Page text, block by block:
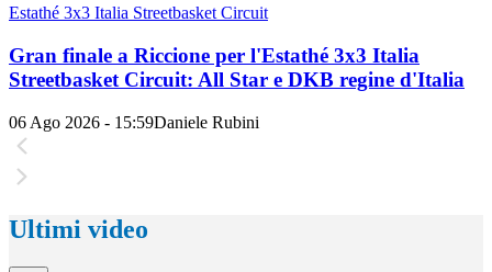
Estathé 3x3 Italia Streetbasket Circuit
Gran finale a Riccione per l'Estathé 3x3 Italia
Streetbasket Circuit: All Star e DKB regine d'Italia
06 Ago 2026 - 15:59Daniele Rubini
Ultimi video